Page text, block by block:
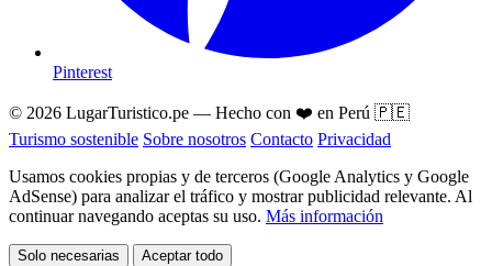
Pinterest
© 2026 LugarTuristico.pe — Hecho con ❤️ en Perú 🇵🇪
Turismo sostenible Sobre nosotros Contacto Privacidad
Usamos cookies propias y de terceros (Google Analytics y Google
AdSense) para analizar el tráfico y mostrar publicidad relevante. Al
continuar navegando aceptas su uso. Más información
Solo necesarias Aceptar todo